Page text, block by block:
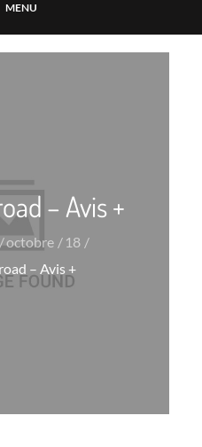
MENU
– Avis +
octobre
18
– Avis +